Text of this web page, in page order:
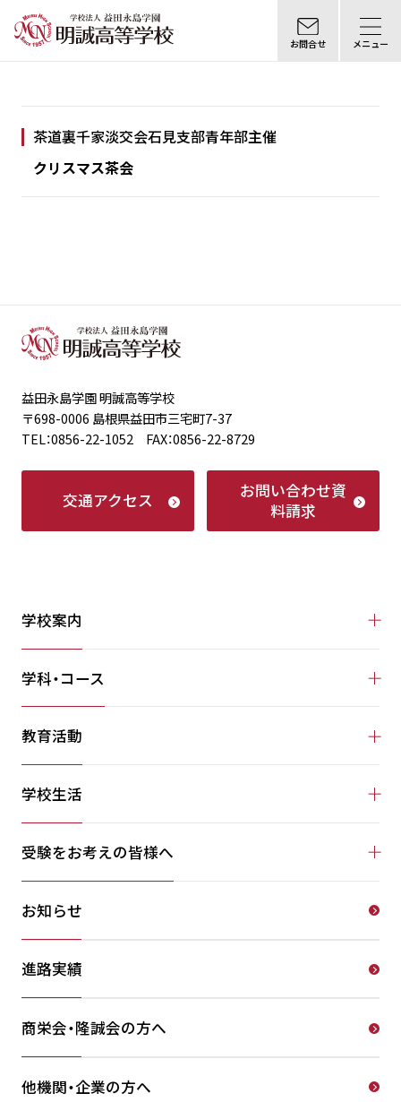
お問合せ メニュー
茶道裏千家淡交会石見支部青年部主催
クリスマス茶会
益田永島学園 明誠高等学校
〒698-0006 島根県益田市三宅町7-37
TEL：0856-22-1052 FAX：0856-22-8729
交通アクセス お問い合わせ資
料請求
学校案内
学科・コース
教育活動
学校生活
受験をお考えの皆様へ
お知らせ
進路実績
商栄会・隆誠会の方へ
他機関・企業の方へ